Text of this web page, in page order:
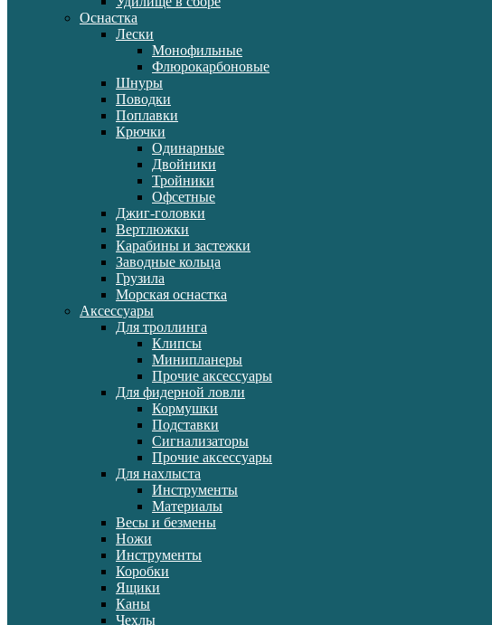
Оснастка
Лески
Монофильные
Флюрокарбоновые
Шнуры
Поводки
Поплавки
Крючки
Одинарные
Двойники
Тройники
Офсетные
Джиг-головки
Вертлюжки
Карабины и застежки
Заводные кольца
Грузила
Морская оснастка
Аксессуары
Для троллинга
Клипсы
Минипланеры
Прочие аксессуары
Для фидерной ловли
Кормушки
Подставки
Сигнализаторы
Прочие аксессуары
Для нахлыста
Инструменты
Материалы
Весы и безмены
Ножи
Инструменты
Коробки
Ящики
Каны
Чехлы